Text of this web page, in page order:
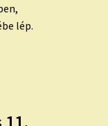
lép.